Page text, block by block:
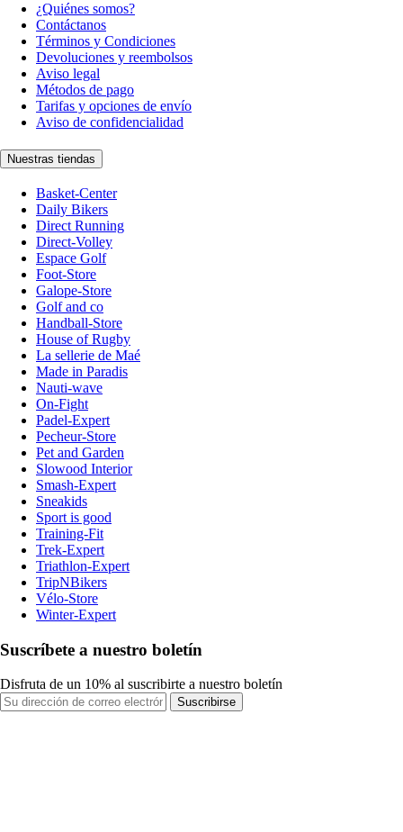
¿Quiénes somos?
Contáctanos
Términos y Condiciones
Devoluciones y reembolsos
Aviso legal
Métodos de pago
Tarifas y opciones de envío
Aviso de confidencialidad
Nuestras tiendas
Basket-Center
Daily Bikers
Direct Running
Direct-Volley
Espace Golf
Foot-Store
Galope-Store
Golf and co
Handball-Store
House of Rugby
La sellerie de Maé
Made in Paradis
Nauti-wave
On-Fight
Padel-Expert
Pecheur-Store
Pet and Garden
Slowood Interior
Smash-Expert
Sneakids
Sport is good
Training-Fit
Trek-Expert
Triathlon-Expert
TripNBikers
Vélo-Store
Winter-Expert
Suscríbete a nuestro boletín
Disfruta de un 10% al suscribirte a nuestro boletín
Suscribirse